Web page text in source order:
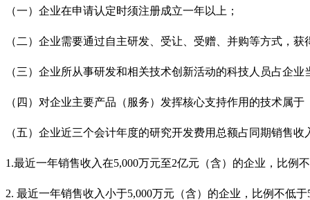
（一）企业在申请认定时须注册成立一年以上；
（二）企业需要通过自主研发、受让、受赠、并购等方式，
（三）企业所从事研发和相关技术创新活动的科技人员占企
（四）对企业主要产品（服务）发挥核心支持作用的技术属
（五）企业近三个会计年度的研究开发费用总额占同期销售
1.最近一年销售收入在5,000万元至2亿元（含）的企业，比例
2. 最近一年销售收入小于5,000万元（含）的企业，比例不低于